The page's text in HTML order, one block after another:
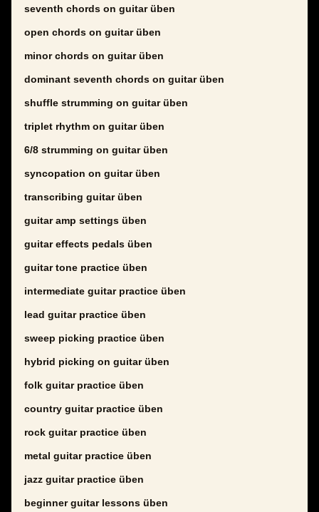
seventh chords on guitar üben
open chords on guitar üben
minor chords on guitar üben
dominant seventh chords on guitar üben
shuffle strumming on guitar üben
triplet rhythm on guitar üben
6/8 strumming on guitar üben
syncopation on guitar üben
transcribing guitar üben
guitar amp settings üben
guitar effects pedals üben
guitar tone practice üben
intermediate guitar practice üben
lead guitar practice üben
sweep picking practice üben
hybrid picking on guitar üben
folk guitar practice üben
country guitar practice üben
rock guitar practice üben
metal guitar practice üben
jazz guitar practice üben
beginner guitar lessons üben